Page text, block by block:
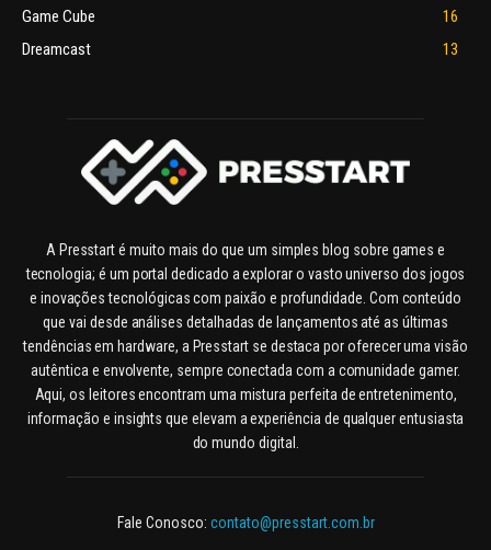
Game Cube
16
Dreamcast
13
A Presstart é muito mais do que um simples blog sobre games e
tecnologia; é um portal dedicado a explorar o vasto universo dos jogos
e inovações tecnológicas com paixão e profundidade. Com conteúdo
que vai desde análises detalhadas de lançamentos até as últimas
tendências em hardware, a Presstart se destaca por oferecer uma visão
autêntica e envolvente, sempre conectada com a comunidade gamer.
Aqui, os leitores encontram uma mistura perfeita de entretenimento,
informação e insights que elevam a experiência de qualquer entusiasta
do mundo digital.
Fale Conosco: contato@presstart.com.br